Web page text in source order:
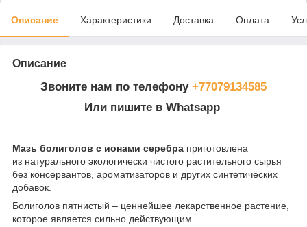
Описание Характеристики Доставка Оплата
Описание
Звоните нам по телефону +77079134585
Или пишите в Whatsapp
Мазь болиголов с ионами серебра приготовлена
из натурального экологически чистого растительного сырья
без консервантов, ароматизаторов и других синтетических
добавок.
Болиголов пятнистый – ценнейшее лекарственное растение,
которое является сильно действующим